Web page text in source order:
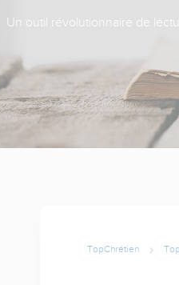
Un outil révolutionnaire de
TopChrétien